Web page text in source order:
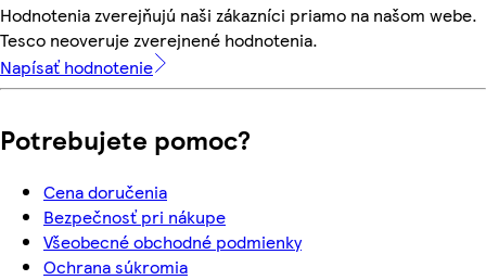
Hodnotenia zverejňujú naši zákazníci priamo na našom webe.
Tesco neoveruje zverejnené hodnotenia.
Napísať hodnotenie
Potrebujete pomoc?
Cena doručenia
Bezpečnosť pri nákupe
Všeobecné obchodné podmienky
Ochrana súkromia